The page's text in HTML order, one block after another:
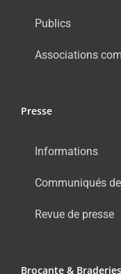
Publics
Associations
Presse
Informations
Communiqués
Revue de presse
Brocante & Braderies